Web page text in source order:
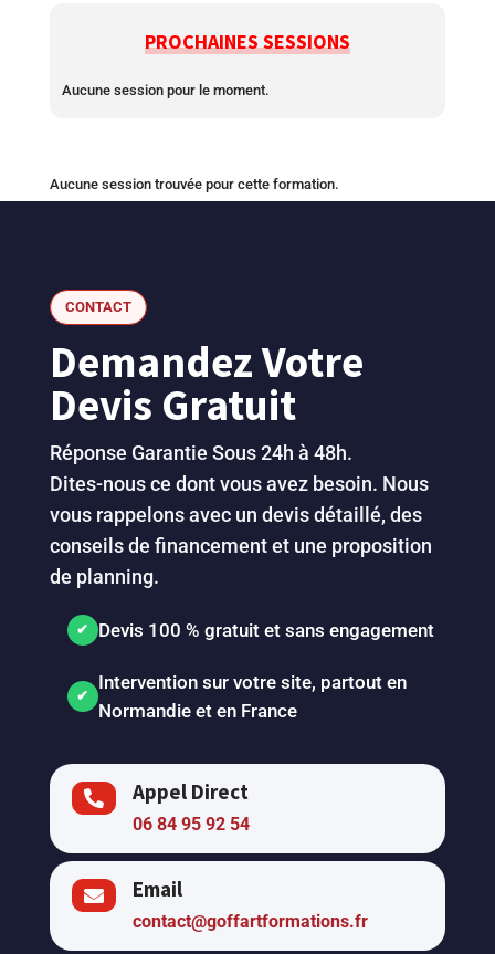
PROCHAINES SESSIONS
Aucune session pour le moment.
Aucune session trouvée pour cette formation.
CONTACT
Demandez Votre
Devis Gratuit
Réponse Garantie Sous 24h à 48h.
Dites-nous ce dont vous avez besoin. Nous
vous rappelons avec un devis détaillé, des
conseils de financement et une proposition
de planning.
Devis 100 % gratuit et sans engagement
Intervention sur votre site, partout en
Normandie et en France
 Appel Direct
06 84 95 92 54
 Email
contact@goffartformations.fr